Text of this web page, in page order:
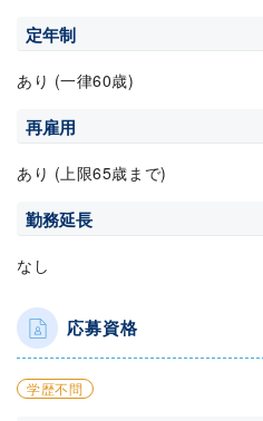
定年制
あり (一律60歳)
再雇用
あり (上限65歳まで)
勤務延長
なし
応募資格
学歴不問